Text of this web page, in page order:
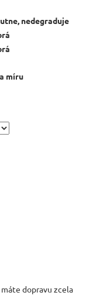
nedegraduje
míru
dopravu zcela